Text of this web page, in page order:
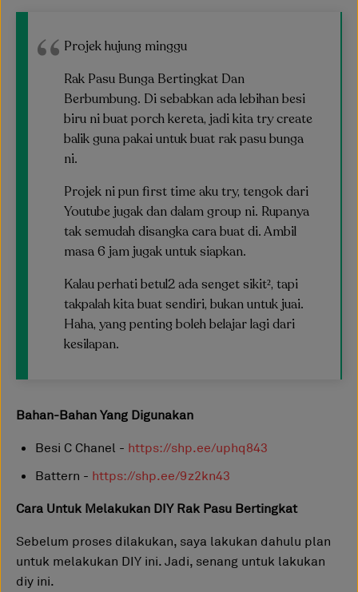
Projek hujung minggu
Rak Pasu Bunga Bertingkat Dan
Berbumbung. Di sebabkan ada lebihan besi
biru ni buat porch kereta, jadi kita try create
balik guna pakai untuk buat rak pasu bunga
ni.
Projek ni pun first time aku try, tengok dari
Youtube jugak dan dalam group ni. Rupanya
tak semudah disangka cara buat di. Ambil
masa 6 jam jugak untuk siapkan.
Kalau perhati betul2 ada senget sikit², tapi
takpalah kita buat sendiri, bukan untuk juai.
Haha, yang penting boleh belajar lagi dari
kesilapan.
Bahan-Bahan Yang Digunakan
Besi C Chanel - https://shp.ee/uphq843
Battern - https://shp.ee/9z2kn43
Cara Untuk Melakukan DIY Rak Pasu Bertingkat
Sebelum proses dilakukan, saya lakukan dahulu plan
untuk melakukan DIY ini. Jadi, senang untuk lakukan
diy ini.